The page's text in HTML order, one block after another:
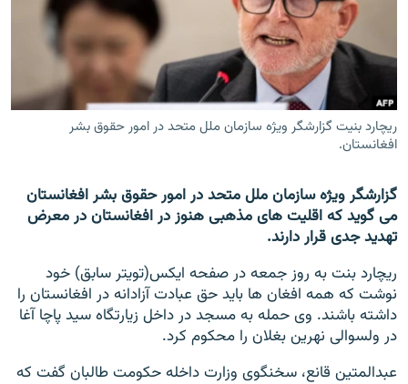
تماس
صفحه پشتو
Azadi English
به ما بپیوندید
همۀ سایت‌های رادیو آزادی/ رادیو اروپای آزاد
ریچارد بنیت گزارشگر ویژه سازمان ملل متحد در امور حقوق بشر
افغانستان.
گزارشگر ویژه سازمان ملل متحد در امور حقوق بشر افغانستان
می گوید که اقلیت های مذهبی هنوز در افغانستان در معرض
تهدید جدی قرار دارند.
ریچارد بنت به روز جمعه در صفحه ایکس(تویتر سابق) خود
نوشت که همه افغان ها باید حق عبادت آزادانه در افغانستان را
داشته باشند. وی حمله به مسجد در داخل زیارتگاه سید پاچا آغا
در ولسوالی نهرین بغلان را محکوم کرد.
عبدالمتین قانع، سخنگوی وزارت داخله حکومت طالبان گفت که